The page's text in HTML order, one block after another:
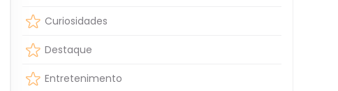
Curiosidades
Destaque
Entretenimento